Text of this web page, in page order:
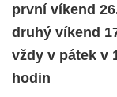
první víkend
druhý víkend
vždy v pátek v
hodin